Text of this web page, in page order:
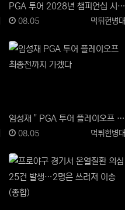
PGA 투어 2028년 챔피언십 시리즈 윤곽…10개 대회 확정
등록자
먹튀헌병대
등록일
08.05
임성재 " PGA 투어 플레이오프 최종전까지 가겠다"
등록자
먹튀헌병대
등록일
08.05